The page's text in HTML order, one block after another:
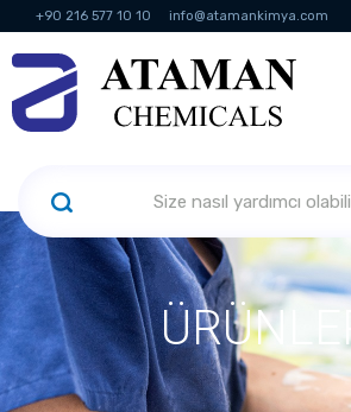
+90 216 577 10 10 info@atamankimya.com
KVKK Politikası Bilgi Toplumu